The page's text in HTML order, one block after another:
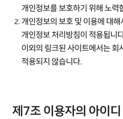
개인정보를 보호하기 위해 노력
개인정보의 보호 및 이용에 대
개인정보 처리방침이 적용됩니
이외의 링크된 사이트에서는 회
적용되지 않습니다.
제7조 이용자의 아이